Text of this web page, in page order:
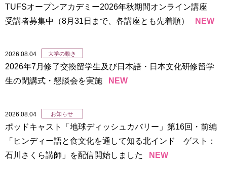
入
報
附
る
お
問
一
般・
の
方
員
専
TUFSオープンアカデミー2026年秋期間オンライン講座
受講者募集中（8月31日まで、各講座とも先着順）
NEW
2026.08.04 大学の動き
2026年7月修了交換留学生及び日本語・日本文化研修留学
生の閉講式・懇談会を実施 NEW
2026.08.04 お知らせ
ポッドキャスト「地球ディッシュカバリー」第16回・前編
「ヒンディー語と食文化を通して知る北インド ゲスト：
石川さくら講師」を配信開始しました
NEW